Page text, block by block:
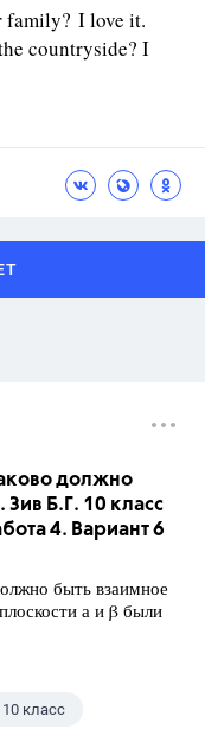
family? I love it.
countryside? I
должно
Б.Г. 10 класс
4. Вариант 6
быть взаимное
а и β были
10 класс